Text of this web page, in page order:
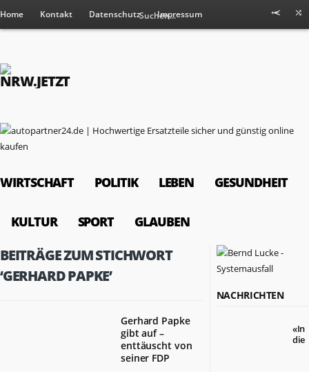
Home Kontakt Datenschutz Impressum
WIRTSCHAFT POLITIK LEBEN GESUNDHEIT
KULTUR SPORT GLAUBEN
BEITRÄGE ZUM STICHWORT
‘GERHARD PAPKE’
Gerhard Papke
gibt auf –
enttäuscht von
seiner FDP
NACHRICHTEN
«In
die